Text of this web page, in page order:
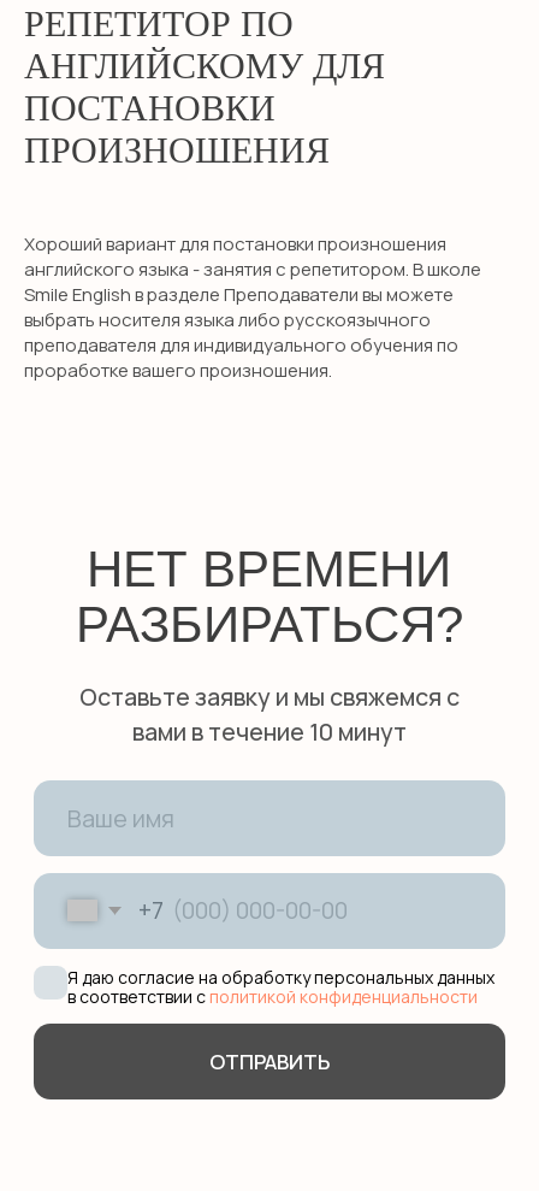
РЕПЕТИТОР ПО
АНГЛИЙСКОМУ ДЛЯ
ПОСТАНОВКИ
ПРОИЗНОШЕНИЯ
Хороший вариант для постановки произношения
английского языка - занятия с репетитором. В школе
Smile English в разделе Преподаватели вы можете
выбрать носителя языка либо русскоязычного
преподавателя для индивидуального обучения по
проработке вашего произношения.
НАВИГАЦИЯ
Детям
Международные экзамены
Взрослым
International Baccalaureate (IB)
Английский для малышей
школы
Английская гувернантка
Няни из филиппин
ПОЛУЧИТЬ КОНСУЛЬТАЦИЮ
откройте для себя новый уровень
владения английским!
A-level exam